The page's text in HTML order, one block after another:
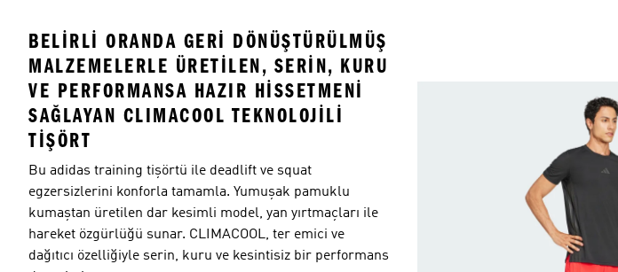
BELIRLI ORANDA GERI DÖNÜŞTÜRÜLMÜŞ
MALZEMELERLE ÜRETILEN, SERIN, KURU
VE PERFORMANSA HAZIR HISSETMENI
SAĞLAYAN CLIMACOOL TEKNOLOJILI
TIŞÖRT
Bu adidas training tişörtü ile deadlift ve squat
egzersizlerini konforla tamamla. Yumuşak pamuklu
kumaştan üretilen dar kesimli model, yan yırtmaçları ile
hareket özgürlüğü sunar. CLIMACOOL, ter emici ve
dağıtıcı özelliğiyle serin, kuru ve kesintisiz bir performans